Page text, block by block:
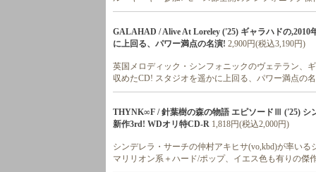
GALAHAD / Alive At Loreley ('25) ギャラハドの
に上回る、パワー満点の名演! 2,900円(税込3,190円)
英国メロディック・シンフォニックのヴェテラン、
収めたCD! スタジオを遥かに上回る、パワー満点の
THYNK∞F / 針葉樹の森の物語 エピソードⅢ ('25) シ
新作3rd! WDオリ特CD-R 1,818円(税込2,000円)
シンデレラ・サーチの仲村アキヒサ(vo,kbd)が率い
マリリオン系＋ハード/ポップ、イエス色も有りの傑